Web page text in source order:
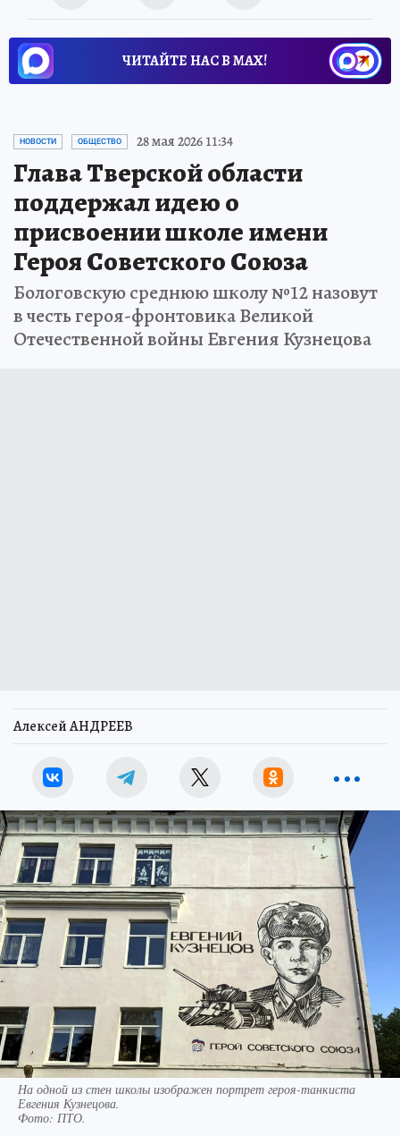
ЧИТАЙТЕ НАС В МАХ!
НОВОСТИ ОБЩЕСТВО 28 мая 2026 11:34
Глава Тверской области
поддержал идею о
присвоении школе имени
Героя Советского Союза
Бологовскую среднюю школу №12 назовут
в честь героя-фронтовика Великой
Отечественной войны Евгения Кузнецова
Алексей АНДРЕЕВ
На одной из стен школы изображен портрет героя-танкиста
Евгения Кузнецова.
Фото: ПТО.